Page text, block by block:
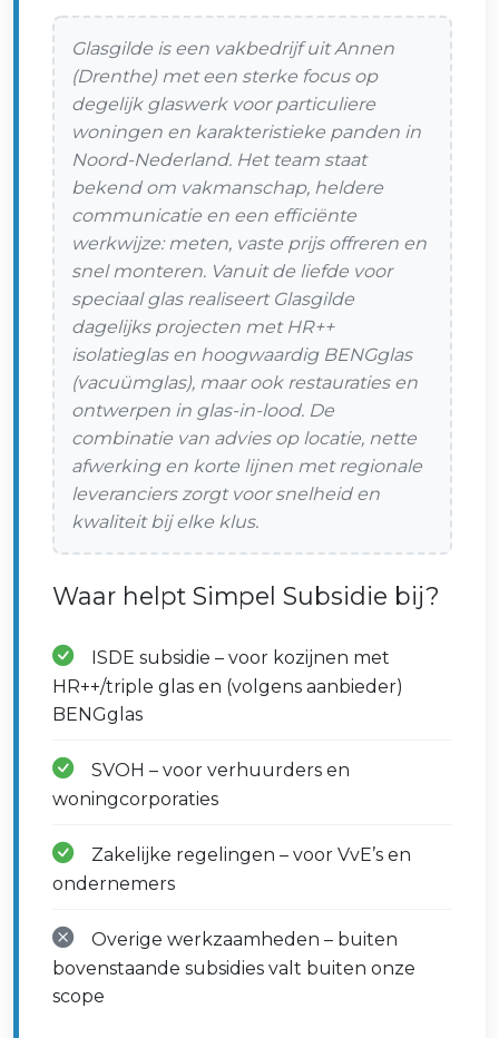
Glasgilde is een vakbedrijf uit Annen
(Drenthe) met een sterke focus op
degelijk glaswerk voor particuliere
woningen en karakteristieke panden in
Noord-Nederland. Het team staat
bekend om vakmanschap, heldere
communicatie en een efficiënte
werkwijze: meten, vaste prijs offreren en
snel monteren. Vanuit de liefde voor
speciaal glas realiseert Glasgilde
dagelijks projecten met HR++
isolatieglas en hoogwaardig BENGglas
(vacuümglas), maar ook restauraties en
ontwerpen in glas-in-lood. De
combinatie van advies op locatie, nette
afwerking en korte lijnen met regionale
leveranciers zorgt voor snelheid en
kwaliteit bij elke klus.
Waar helpt Simpel Subsidie bij?
ISDE subsidie – voor kozijnen met
HR++/triple glas en (volgens aanbieder)
BENGglas
SVOH – voor verhuurders en
woningcorporaties
Zakelijke regelingen – voor VvE’s en
ondernemers
Overige werkzaamheden – buiten
bovenstaande subsidies valt buiten onze
scope